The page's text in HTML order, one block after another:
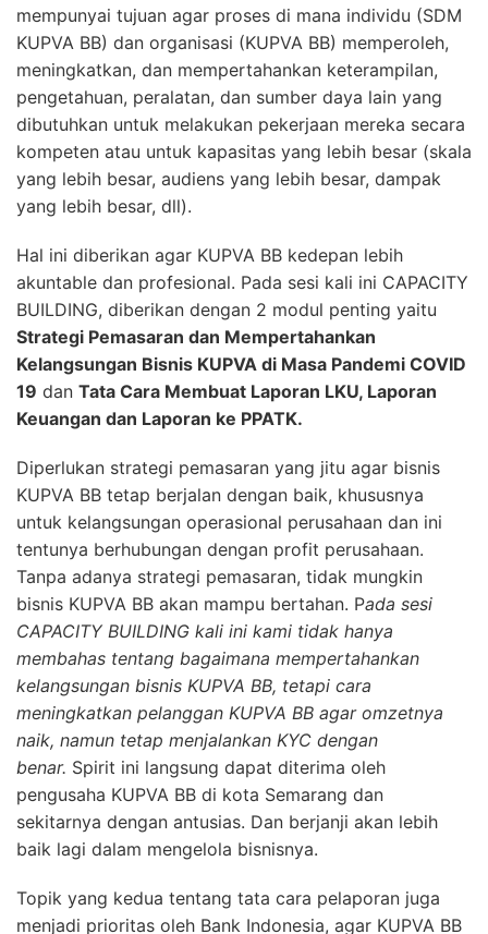
mempunyai tujuan agar proses di mana individu (SDM
KUPVA BB) dan organisasi (KUPVA BB) memperoleh,
meningkatkan, dan mempertahankan keterampilan,
pengetahuan, peralatan, dan sumber daya lain yang
dibutuhkan untuk melakukan pekerjaan mereka secara
kompeten atau untuk kapasitas yang lebih besar (skala
yang lebih besar, audiens yang lebih besar, dampak
yang lebih besar, dll).
Hal ini diberikan agar KUPVA BB kedepan lebih
akuntable dan profesional. Pada sesi kali ini CAPACITY
BUILDING, diberikan dengan 2 modul penting yaitu
Strategi Pemasaran dan Mempertahankan
Kelangsungan Bisnis KUPVA di Masa Pandemi COVID
19 dan Tata Cara Membuat Laporan LKU, Laporan
Keuangan dan Laporan ke PPATK.
Diperlukan strategi pemasaran yang jitu agar bisnis
KUPVA BB tetap berjalan dengan baik, khususnya
untuk kelangsungan operasional perusahaan dan ini
tentunya berhubungan dengan profit perusahaan.
Tanpa adanya strategi pemasaran, tidak mungkin
bisnis KUPVA BB akan mampu bertahan. Pada sesi
CAPACITY BUILDING kali ini kami tidak hanya
membahas tentang bagaimana mempertahankan
kelangsungan bisnis KUPVA BB, tetapi cara
meningkatkan pelanggan KUPVA BB agar omzetnya
naik, namun tetap menjalankan KYC dengan
benar. Spirit ini langsung dapat diterima oleh
pengusaha KUPVA BB di kota Semarang dan
sekitarnya dengan antusias. Dan berjanji akan lebih
baik lagi dalam mengelola bisnisnya.
Topik yang kedua tentang tata cara pelaporan juga
menjadi prioritas oleh Bank Indonesia, agar KUPVA BB